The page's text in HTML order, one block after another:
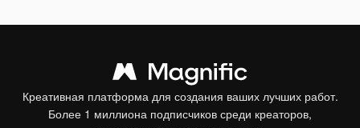
Креативная платформа для создания ваших лучших работ.
Более 1 миллиона подписчиков среди креаторов,